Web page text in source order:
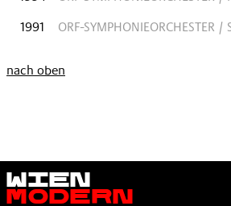
1991
ORF-SYMPHONIEORCHESTER /
nach oben
Wien
Modern